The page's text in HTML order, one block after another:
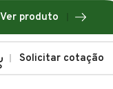
Ver produto
Solicitar cotação